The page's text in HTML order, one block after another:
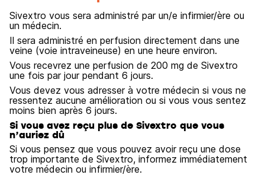
Sivextro vous sera administré par un/e infirmier/ère ou
un médecin.
Il sera administré en perfusion directement dans une
veine (voie intraveineuse) en une heure environ.
Vous recevrez une perfusion de 200 mg de Sivextro
une fois par jour pendant 6 jours.
Vous devez vous adresser à votre médecin si vous ne
ressentez aucune amélioration ou si vous vous sentez
moins bien après 6 jours.
Si vous avez reçu plus de Sivextro que vous
n’auriez dû
Si vous pensez que vous pouvez avoir reçu une dose
trop importante de Sivextro, informez immédiatement
votre médecin ou infirmier/ère.